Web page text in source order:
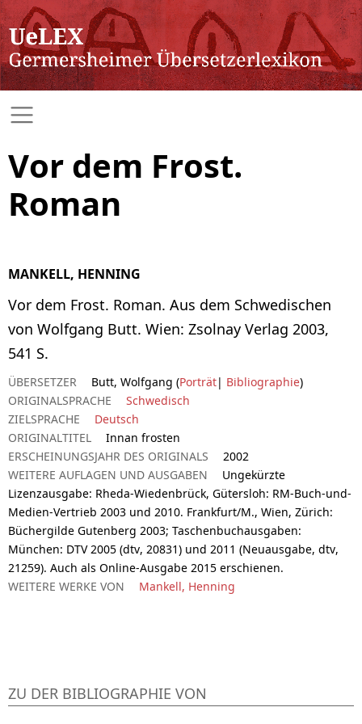
Vor dem Frost.
Roman
MANKELL, HENNING
Vor dem Frost. Roman. Aus dem Schwedischen
von Wolfgang Butt. Wien: Zsolnay Verlag 2003,
541 S.
ÜBERSETZER Butt, Wolfgang (Porträt| Bibliographie)
ORIGINALSPRACHE
Schwedisch
ZIELSPRACHE
Deutsch
ORIGINALTITEL
Innan frosten
ERSCHEINUNGSJAHR DES ORIGINALS
2002
WEITERE AUFLAGEN UND AUSGABEN
Ungekürzte
Lizenzausgabe: Rheda-Wiedenbrück, Gütersloh: RM-Buch-und-
Medien-Vertrieb 2003 und 2010. Frankfurt/M., Wien, Zürich:
Büchergilde Gutenberg 2003; Taschenbuchausgaben:
München: DTV 2005 (dtv, 20831) und 2011 (Neuausgabe, dtv,
21259). Auch als Online-Ausgabe 2015 erschienen.
WEITERE WERKE VON
Mankell, Henning
ZU DER BIBLIOGRAPHIE VON